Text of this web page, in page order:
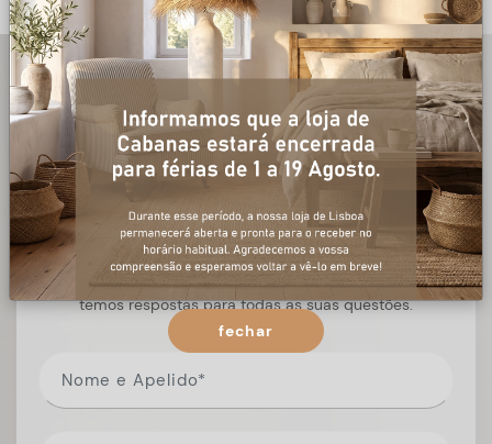
+ informações
Preencha o formulário, e num curto espaço de tempo,
temos respostas para todas as suas questões.
fechar